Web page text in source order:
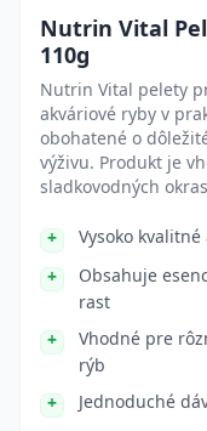
Nutrin Vital
110g
Nutrin Vital pelety
akváriové ryby v
obohatené o
výživu. Produkt je
sladkovodných
Vysoko
Obsahuje
rast
Vhodné pre
rýb
Jednoduché